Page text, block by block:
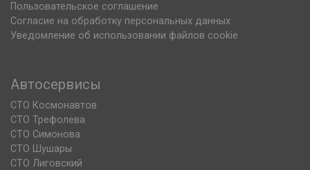
Пользовательское соглашение
Согласие на обработку персональных данных
Уведомление об использовании файлов cookie
Автосервисы
СТО Космонавтов
СТО Трефолева
СТО Симонова
СТО Шушары
СТО Лиговский